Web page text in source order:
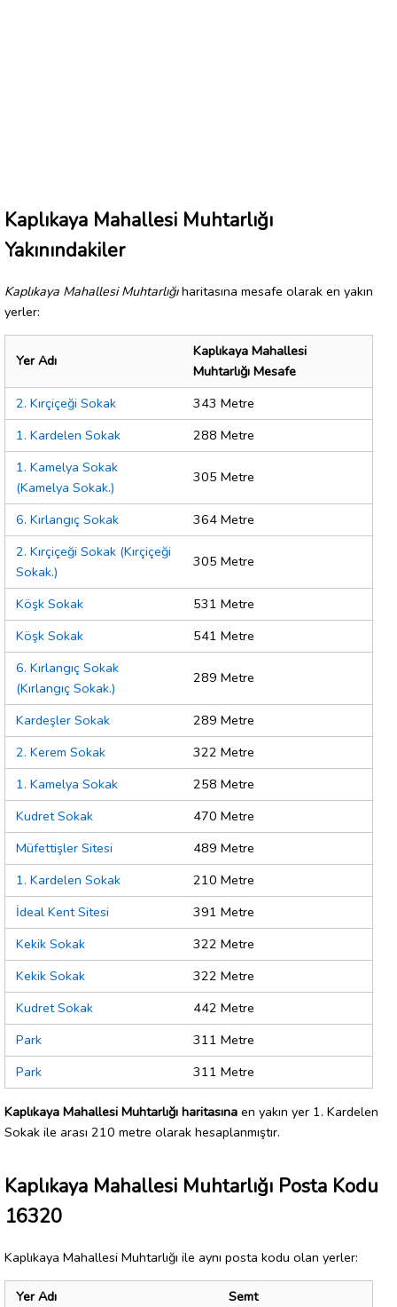
Kaplıkaya Mahallesi Muhtarlığı
Yakınındakiler
Kaplıkaya Mahallesi Muhtarlığıharitasına mesafe olarak en yakın
yerler:
Yer Adı
Kaplıkaya Mahallesi
Muhtarlığı Mesafe
2. Kırçiçeği Sokak
343 Metre
1. Kardelen Sokak
288 Metre
1. Kamelya Sokak
(Kamelya Sokak.)
305 Metre
6. Kırlangıç Sokak
364 Metre
2. Kırçiçeği Sokak (Kırçiçeği
Sokak.)
305 Metre
Köşk Sokak
531 Metre
Köşk Sokak
541 Metre
6. Kırlangıç Sokak
(Kırlangıç Sokak.)
289 Metre
Kardeşler Sokak
289 Metre
2. Kerem Sokak
322 Metre
1. Kamelya Sokak
258 Metre
Kudret Sokak
470 Metre
Müfettişler Sitesi
489 Metre
1. Kardelen Sokak
210 Metre
İdeal Kent Sitesi
391 Metre
Kekik Sokak
322 Metre
Kekik Sokak
322 Metre
Kudret Sokak
442 Metre
Park
311 Metre
Park
311 Metre
Kaplıkaya Mahallesi Muhtarlığı haritasına en yakın yer 1. Kardelen
Sokak ile arası 210 metre olarak hesaplanmıştır.
Kaplıkaya Mahallesi Muhtarlığı Posta Kodu
16320
Kaplıkaya Mahallesi Muhtarlığı ile aynı posta kodu olan yerler:
Yer Adı
Semt